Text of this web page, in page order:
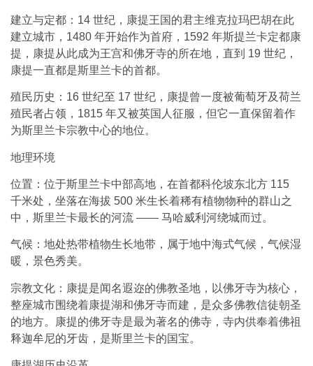
建立与定都：14 世纪，康提王国的君主维克拉玛巴胡在此
建立城市，1480 年开始作为首府，1592 年斯提兰卡定都康
提，康提从此成为王宫和佛牙寺的所在地，直到 19 世纪，
康提一直都是斯里兰卡的首都。
殖民历史：16 世纪至 17 世纪，康提曾一度被葡萄牙及荷兰
殖民者占领，1815 年又被英国人征服，但它一直保留着作
为斯里兰卡宗教中心的地位。
地理环境
位置：位于斯里兰卡中部高地，在首都科伦坡东北方 115
千米处，坐落在海拔 500 米生长着稀有植物物种的群山之
中，斯里兰卡最长的河流 —— 马哈威利河绕城而过。
气候：地处热带植物生长地带，属于地中海式气候，气候湿
暖，景色秀美。
宗教文化：康提是闻名遐迩的佛教圣地，以佛牙寺为核心，
整座城市围绕着康提湖和佛牙寺而建，是众多佛教信徒朝圣
的地方。康提的佛牙寺是最为著名的佛寺，寺内供奉着佛祖
释迦牟尼的牙齿，是斯里兰卡的国宝。